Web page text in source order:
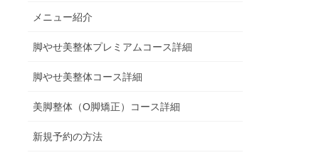
メニュー紹介
脚やせ美整体プレミアムコース詳細
脚やせ美整体コース詳細
美脚整体（O脚矯正）コース詳細
新規予約の方法